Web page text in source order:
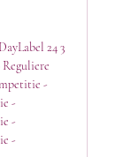
24 3
-
-
-
-